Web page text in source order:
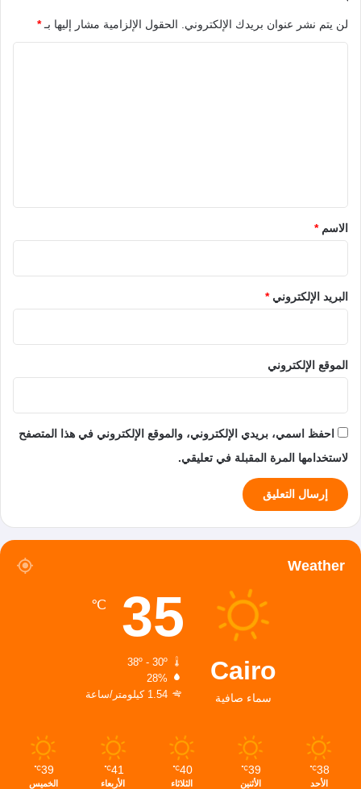
لن يتم نشر عنوان بريدك الإلكتروني. الحقول الإلزامية مشار إليها بـ*
*الاسم*
البريد الإلكتروني*
الموقع الإلكتروني
احفظ اسمي، بريدي الإلكتروني، والموقع الإلكتروني في هذا المتصفح
لاستخدامها المرة المقبلة في تعليقي.
Weather
Cairo
سماء صافية
35
℃
38º - 30º
28%
1.54 كيلومتر/ساعة
38
℃
الأحد
39
℃
الأثنين
40
℃
الثلاثاء
41
℃
الأربعاء
39
℃
الخميس